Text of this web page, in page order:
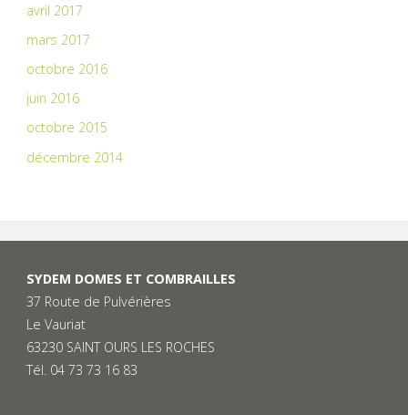
avril 2017
mars 2017
octobre 2016
juin 2016
octobre 2015
décembre 2014
SYDEM DOMES ET COMBRAILLES
37 Route de Pulvérières
Le Vauriat
63230 SAINT OURS LES ROCHES
Tél. 04 73 73 16 83